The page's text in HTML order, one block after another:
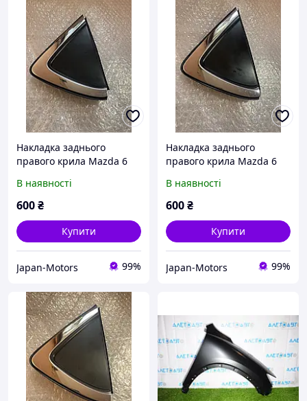
Накладка заднього
правого крила Mazda 6
GS1D50N10
В наявності
600₴
Купити
Japan-Motors 99%
Накладка заднього
правого крила Mazda 6
GS1D50N10
В наявності
600₴
Купити
Japan-Motors 99%